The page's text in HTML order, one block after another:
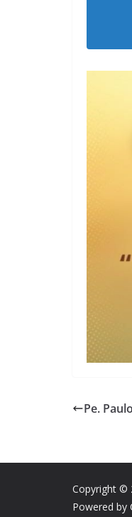
Pe.
Copyright ©
Powered by